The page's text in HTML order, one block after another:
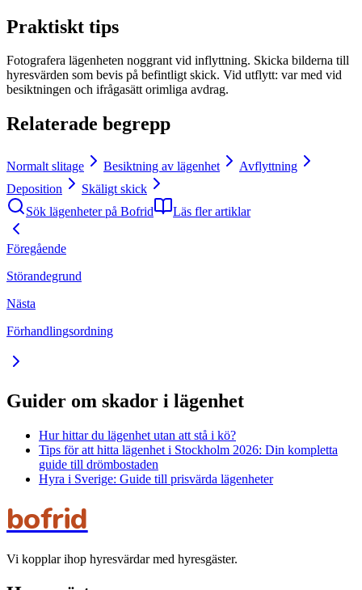
Praktiskt tips
Fotografera lägenheten noggrant vid inflyttning. Skicka bilderna till
hyresvärden som bevis på befintligt skick. Vid utflytt: var med vid
besiktningen och ifrågasätt orimliga avdrag.
Relaterade begrepp
Normalt slitage Besiktning av lägenhet
Avflyttning
Deposition
Skäligt skick
Sök lägenheter på Bofrid
Läs fler artiklar
Föregående
Störandegrund
Nästa
Förhandlingsordning
Guider om skador i lägenhet
Hur hittar du lägenhet utan att stå i kö?
Tips för att hitta lägenhet i Stockholm 2026: Din kompletta
guide till drömbostaden
Hyra i Sverige: Guide till prisvärda lägenheter
bofrid
Vi kopplar ihop hyresvärdar med hyresgäster.